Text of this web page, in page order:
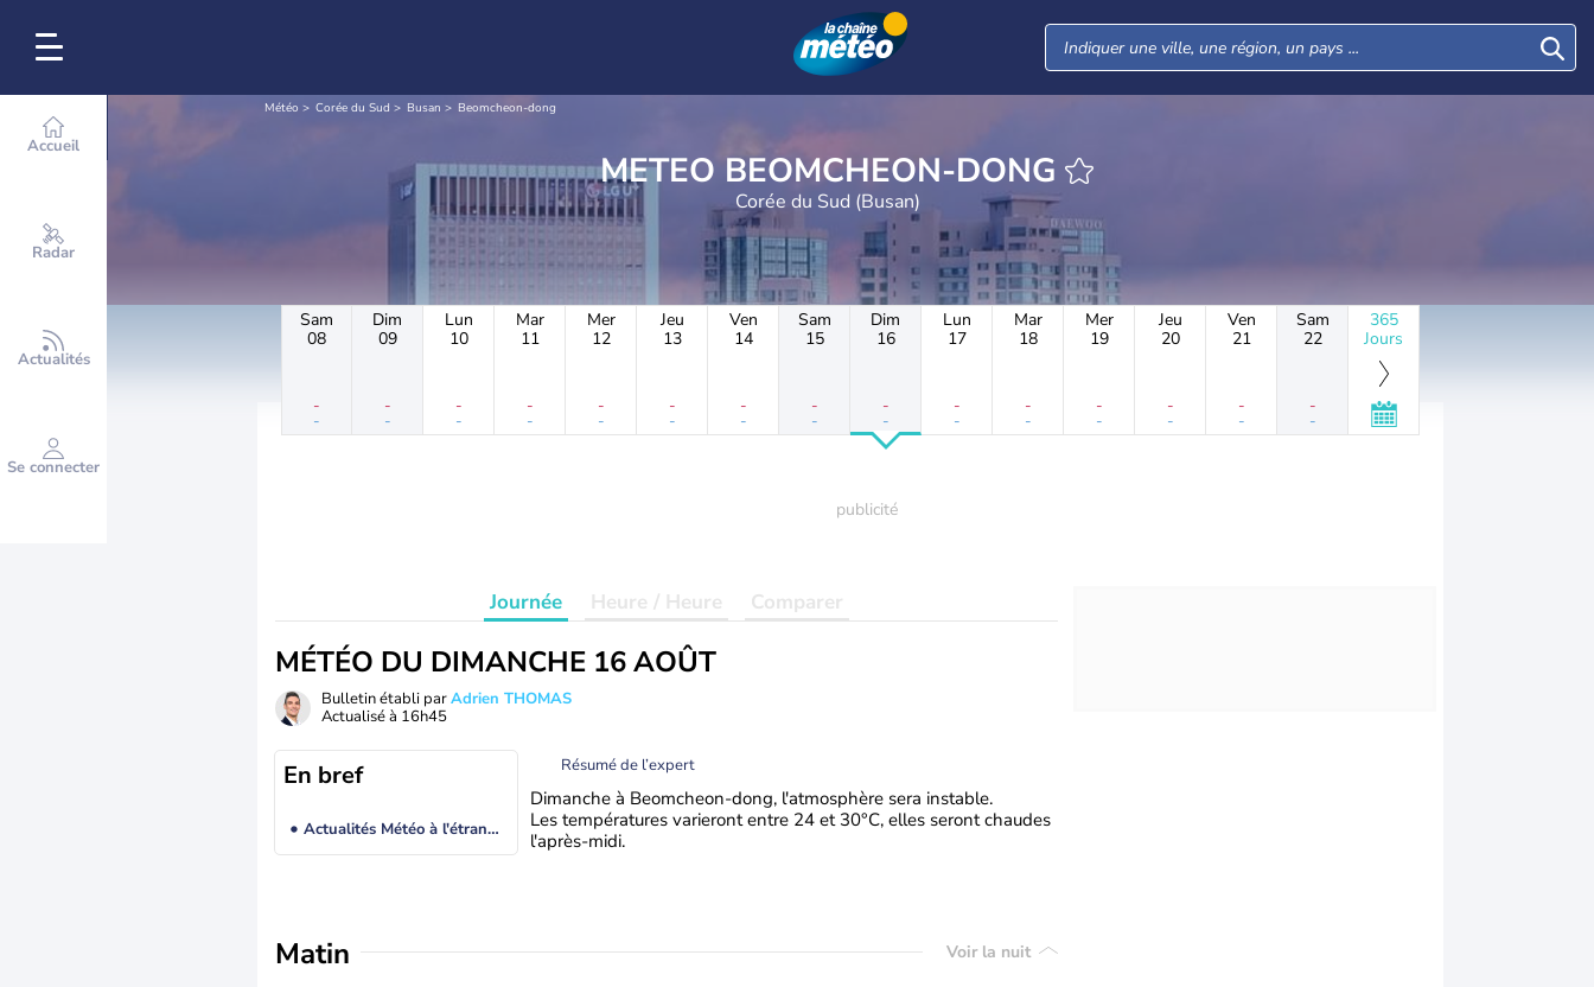
Accueil
Radar
Actualités
Se connecter
Météo Corée du Sud Busan Beomcheon-dong
METEO BEOMCHEON-DONG
Corée du Sud (Busan)
Sam
08
-
-
Dim
09
-
-
Lun
10
-
-
Mar
11
-
-
Mer
12
-
-
Jeu
13
-
-
Ven
14
-
-
Sam
15
-
-
Dim
16
-
-
Lun
17
-
-
Mar
18
-
-
Mer
19
-
-
Jeu
20
-
-
Ven
21
-
-
Sam
22
-
-
365
Jours
Journée Heure / Heure Comparer
MÉTÉO DU DIMANCHE 16 AOÛT
Bulletin établi parAdrien THOMAS
Actualisé à 16h45
En bref
Actualités Météo à l'étranger
Résumé de l’expert
Dimanche à Beomcheon-dong, l'atmosphère sera instable.
Les températures varieront entre 24 et 30°C, elles seront chaudes
l'après-midi.
Matin Voir la nuit